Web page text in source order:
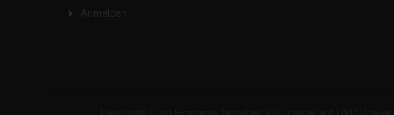
Anmelden